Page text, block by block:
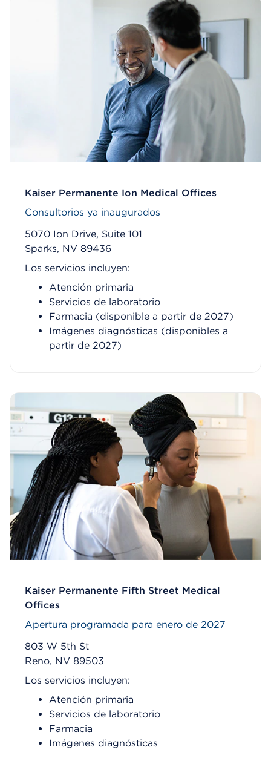
Kaiser Permanente Ion Medical Offices
Consultorios ya inaugurados
5070 Ion Drive, Suite 101
Sparks, NV 89436
Los servicios incluyen:
Atención primaria
Servicios de laboratorio
Farmacia (disponible a partir de 2027)
Imágenes diagnósticas (disponibles a
partir de 2027)
Kaiser Permanente Fifth Street Medical
Offices
Apertura programada para enero de 2027
803 W 5th St
Reno, NV 89503
Los servicios incluyen:
Atención primaria
Servicios de laboratorio
Farmacia
Imágenes diagnósticas